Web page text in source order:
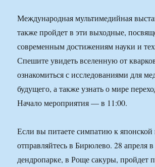
Международная мультимедийная
также пройдет в эти выходные,
современным достижениям науки и
Спешите увидеть вселенную от
ознакомиться с исследованиями для
будущего, а также узнать о мире
Начало мероприятия — в 11:00.
Если вы питаете симпатию к японской
отправляйтесь в Бирюлево. 28 апреля
дендропарке, в Роще сакуры, пройдет